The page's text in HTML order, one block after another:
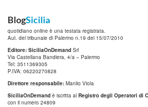
BlogSicilia
quotidiano online è una testata registrata.
Aut. del tribunale di Palermo n.19 del 15/07/2010
Editore: SiciliaOnDemand Srl
Via Castellana Bandiera, 4/a – Palermo
Tel: 3511369305
P.IVA: 06220270828
Direttore responsabile: Manlio Viola
SiciliaOnDemand è iscritta al Registro degli Operatori di
con il numero 24809